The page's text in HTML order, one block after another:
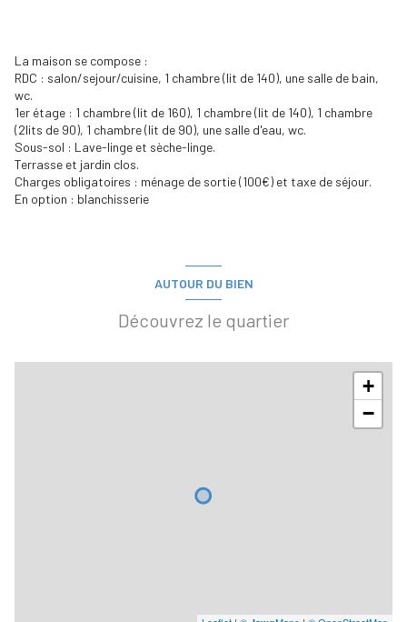
La maison se compose :
RDC : salon/sejour/cuisine, 1 chambre (lit de 140), une salle de bain,
wc.
1er étage : 1 chambre (lit de 160), 1 chambre (lit de 140), 1 chambre
(2lits de 90), 1 chambre (lit de 90), une salle d'eau, wc.
Sous-sol : Lave-linge et sèche-linge.
Terrasse et jardin clos.
Charges obligatoires : ménage de sortie (100€) et taxe de séjour.
En option : blanchisserie
AUTOUR DU BIEN
Découvrez le quartier
+
−